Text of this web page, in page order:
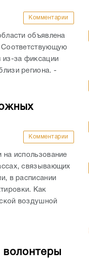
Комментарии
объявлена
Соответствующую
из-за фиксации
региона. -
Комментарии
на использование
связывающих
в расписании
Как
воздушной
волонтеры